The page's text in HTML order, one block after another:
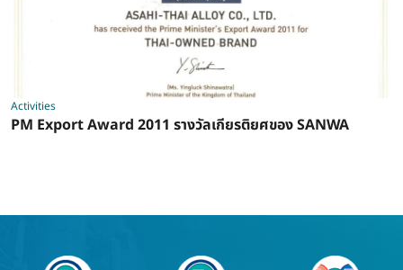
Activities
PM Export Award 2011 รางวัลเกียรติยศของ SANWA